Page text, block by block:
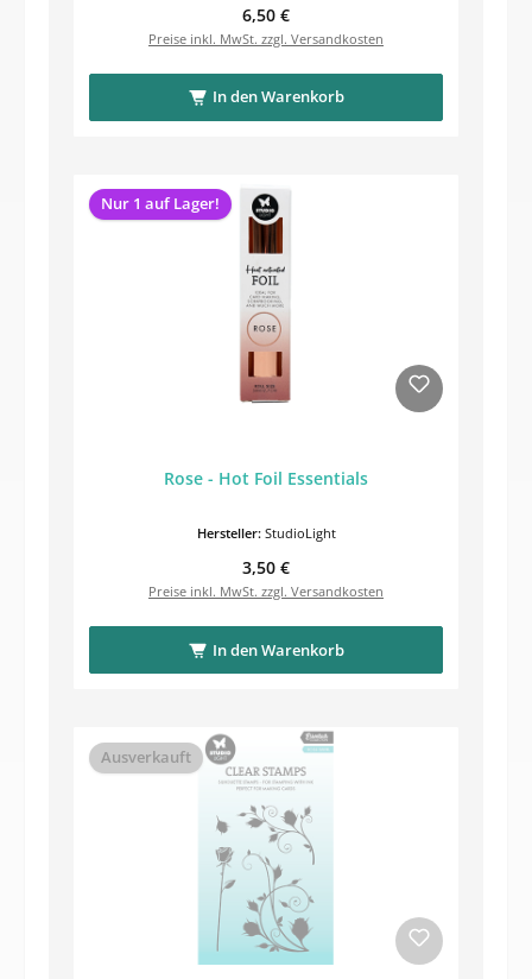
Regulärer Preis:
6,50 €
Preise inkl. MwSt. zzgl. Versandkosten
In den Warenkorb
Nur 1 auf Lager!
Rose - Hot Foil Essentials
Hersteller: StudioLight
Regulärer Preis:
3,50 €
Preise inkl. MwSt. zzgl. Versandkosten
In den Warenkorb
Ausverkauft